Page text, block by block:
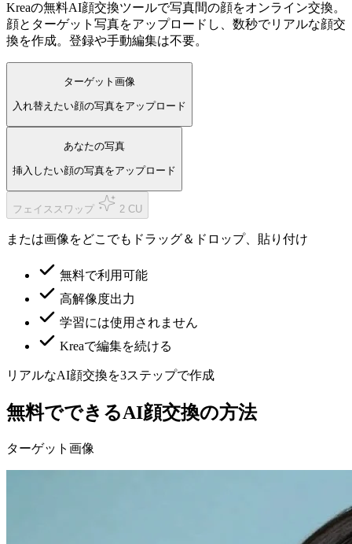
Kreaの無料AI顔交換ツールで写真間の顔をオンライン交換。
顔とターゲット写真をアップロードし、数秒でリアルな顔交
換を作成。登録や手動編集は不要。
ターゲット画像
入れ替えたい顔の写真をアップロード
あなたの写真
挿入したい顔の写真をアップロード
フェイススワップ 2 CU
または画像をどこでもドラッグ＆ドロップ、貼り付け
無料で利用可能
高解像度出力
学習には使用されません
Kreaで編集を続ける
リアルなAI顔交換を3ステップで作成
無料でできるAI顔交換の方法
ターゲット画像